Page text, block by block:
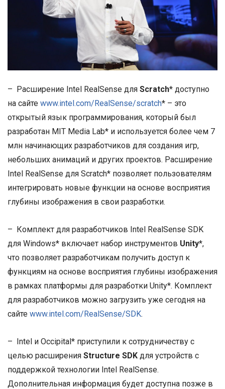
– Расширение Intel RealSense для Scratch* доступно
на сайте www.intel.com/RealSense/scratch* – это
открытый язык программирования, который был
разработан MIT Media Lab* и используется более чем 7
млн начинающих разработчиков для создания игр,
небольших анимаций и других проектов. Расширение
Intel RealSense для Scratch* позволяет пользователям
интегрировать новые функции на основе восприятия
глубины изображения в свои разработки.
– Комплект для разработчиков Intel RealSense SDK
для Windows* включает набор инструментов Unity*,
что позволяет разработчикам получить доступ к
функциям на основе восприятия глубины изображения
в рамках платформы для разработки Unity*. Комплект
для разработчиков можно загрузить уже сегодня на
сайте www.intel.com/RealSense/SDK.
– Intel и Occipital* приступили к сотрудничеству с
целью расширения Structure SDK для устройств с
поддержкой технологии Intel RealSense.
Дополнительная информация будет доступна позже в